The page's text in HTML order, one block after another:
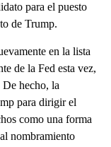
para el puesto
de Trump.
en la lista
de la Fed esta vez,
hecho, la
para dirigir el
como una forma
nombramiento